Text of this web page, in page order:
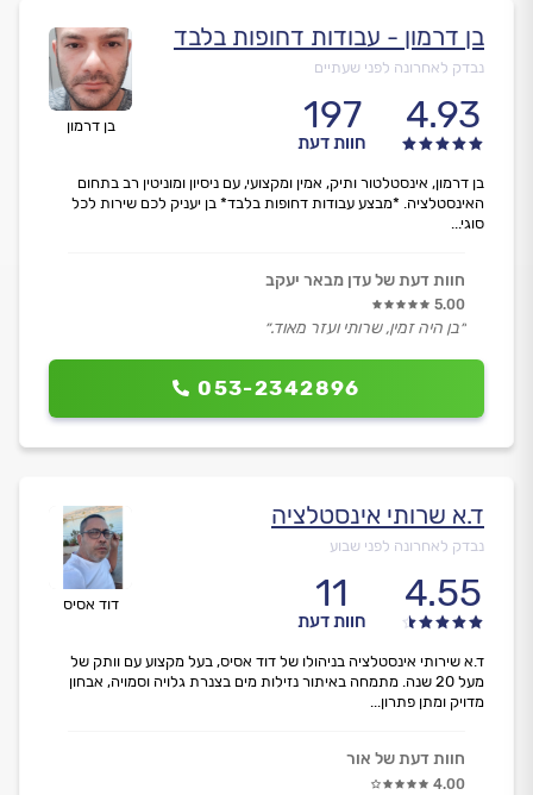
בן דרמון
בן דרמון - עבודות דחופות בלבד
נבדק לאחרונה לפני שעתיים
4.93
197
חוות דעת
053-2342896
בן דרמון, אינסטלטור ותיק, אמין ומקצועי, עם ניסיון ומוניטין רב בתחום
האינסטלציה. *מבצע עבודות דחופות בלבד* בן יעניק לכם שירות לכל
סוגי...
חוות דעת של עדן מבאר יעקב
5.00
״בן היה זמין, שרותי ועזר מאוד.״
דוד אסיס
ד.א שרותי אינסטלציה
נבדק לאחרונה לפני שבוע
4.55
11
חוות דעת
ד.א שירותי אינסטלציה בניהולו של דוד אסיס, בעל מקצוע עם וותק של
מעל 20 שנה. מתמחה באיתור נזילות מים בצנרת גלויה וסמויה, אבחון
מדויק ומתן פתרון...
חוות דעת של אור
4.00